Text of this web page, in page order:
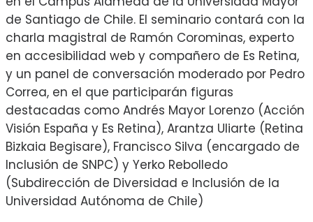
de Santiago de Chile. El seminario contará con la
charla magistral de Ramón Corominas, experto
en accesibilidad web y compañero de Es Retina,
y un panel de conversación moderado por Pedro
Correa, en el que participarán figuras
destacadas como Andrés Mayor Lorenzo (Acción
Visión España y Es Retina), Arantza Uliarte (Retina
Bizkaia Begisare), Francisco Silva (encargado de
Inclusión de SNPC) y Yerko Rebolledo
(Subdirección de Diversidad e Inclusión de la
Universidad Autónoma de Chile)